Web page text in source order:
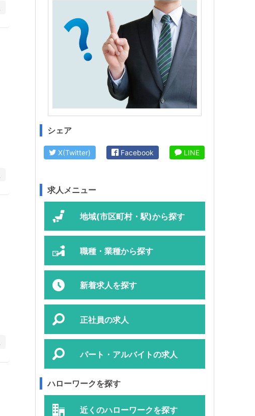
シェア
X(Twitter) Facebook LINE
求人メニュー
地域(市区町村・駅)から探す
職種・業種から探す
新着求人を探す
正社員の求人
パート・アルバイトの求人
ハローワークを探す
近くのハローワークを探す